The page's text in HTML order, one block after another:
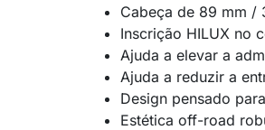
Cabeça de 89 mm /
Inscrição HILUX no
Ajuda a elevar a
Ajuda a reduzir a
Design pensado
Estética off-road